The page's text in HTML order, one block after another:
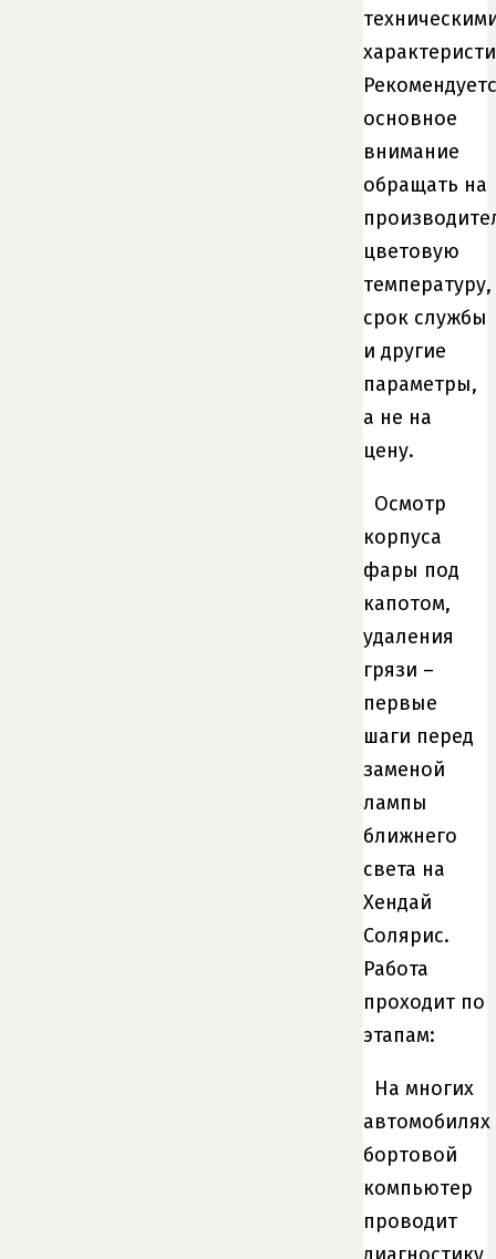
основное
внимание
обращать на
цветовую
температуру,
срок службы
и другие
параметры,
а не на
цену.
Осмотр
корпуса
фары под
капотом,
удаления
грязи –
первые
шаги перед
заменой
лампы
ближнего
света на
Хендай
Солярис.
Работа
проходит по
этапам:
На многих
автомобилях
бортовой
компьютер
проводит